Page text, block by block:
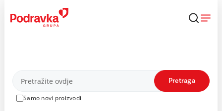
content
Proizvodi
Samo novi proizvodi
Pretraga